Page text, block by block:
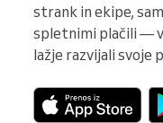
strank in ekipe,
spletnimi plačili —
lažje razvijali svoje